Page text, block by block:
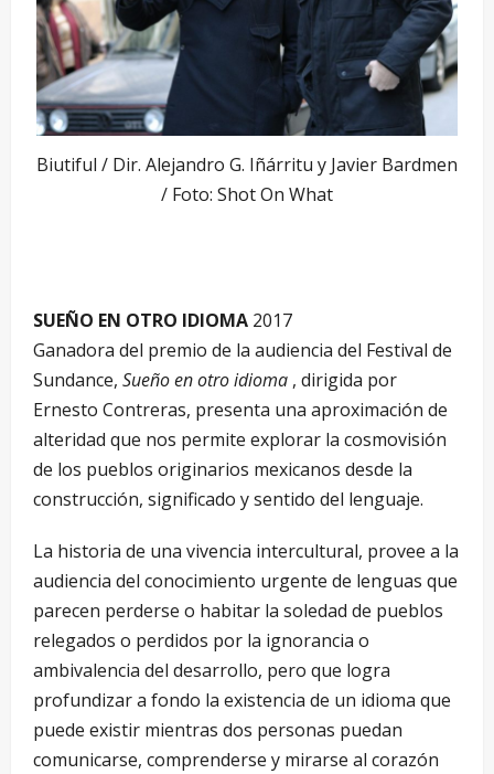
Biutiful / Dir. Alejandro G. Iñárritu y Javier Bardmen
/ Foto: Shot On What
SUEÑO EN OTRO IDIOMA 2017
Ganadora del premio de la audiencia del Festival de
Sundance, Sueño en otro idioma , dirigida por
Ernesto Contreras, presenta una aproximación de
alteridad que nos permite explorar la cosmovisión
de los pueblos originarios mexicanos desde la
construcción, significado y sentido del lenguaje.
La historia de una vivencia intercultural, provee a la
audiencia del conocimiento urgente de lenguas que
parecen perderse o habitar la soledad de pueblos
relegados o perdidos por la ignorancia o
ambivalencia del desarrollo, pero que logra
profundizar a fondo la existencia de un idioma que
puede existir mientras dos personas puedan
comunicarse, comprenderse y mirarse al corazón